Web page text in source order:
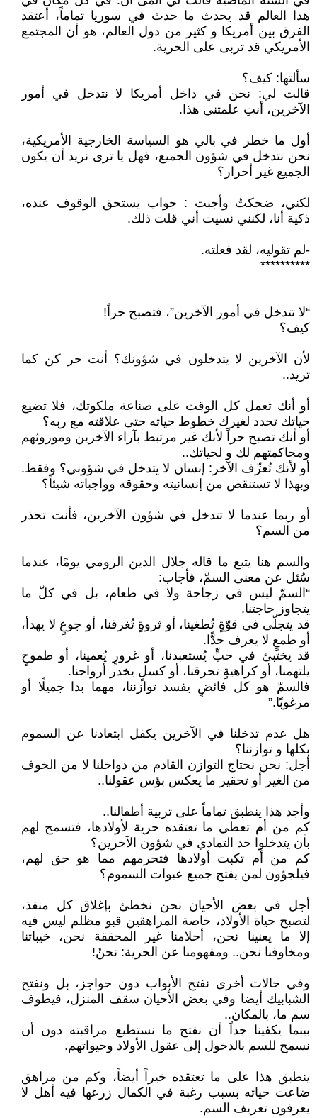
هذا العالم قد يحدث ما حدث في سوريا تماماً، أعتقد
الفرق بين أمريكا و كثير من دول العالم، هو أن المجتمع
الأمريكي قد تربى على الحرية.
سألتها: كيف؟
قالت لي: نحن في داخل أمريكا لا نتدخل في أمور
الآخرين، أنتِ علمتني هذا.
أول ما خطر في بالي هو السياسة الخارجية الأمريكية،
نحن نتدخل في شؤون الجميع، فهل يا ترى نريد أن يكون
الجميع غير أحرار؟
لكني، ضحكتُ وأجبت : جواب يستحق الوقوف عنده،
ذكية أنا، لكنني نسيت أني قلت ذلك.
-لم تقوليه، لقد فعلته.
**********
“لا تتدخل في أمور الآخرين”، فتصبح حراً!
كيف؟
لأن الآخرين لا يتدخلون في شؤونك؟ أنت حر كن كما
تريد..
أو أنك تعمل كل الوقت على صناعة ملكوتك، فلا تضيع
حياتك تحدد لغيرك خطوط حياته حتى علاقته مع ربه؟
أو أنك تصبح حراً لأنك غير مرتبط بآراء الآخرين وموروثهم
ومحاكمتهم لك و لحياتك..
أو لأنك تُعرِّف الآخر: إنسان لا يتدخل في شؤوني؟ وفقط.
وبهذا لا تستنقص من إنسانيته وحقوقه وواجباته شيئاً؟
أو ربما عندما لا تتدخل في شؤون الآخرين، فأنت تحذر
من السم؟
والسم هنا يتبع ما قاله جلال الدين الرومي يومًا، عندما
سُئل عن معنى السمّ، فأجاب:
“السمّ ليس في زجاجة ولا في طعام، بل في كلّ ما
يتجاوز حاجتنا.
قد يتجلّى في قوّةٍ تُطغينا، أو ثروةٍ تُغرقنا، أو جوعٍ لا يهدأ،
أو طمعٍ لا يعرف حدًّا.
قد يختبئ في حبٍّ يُستعبدنا، أو غرورٍ يُعمينا، أو طموحٍ
يلتهمنا، أو كراهيةٍ تحرقنا، أو كسلٍ يخدر أرواحنا.
فالسمّ هو كل فائضٍ يفسد توازننا، مهما بدا جميلًا أو
مرغوبًا.”
هل عدم تدخلنا في الآخرين يكفل ابتعادنا عن السموم
بكلها و توازننا؟
أجل: نحن نحتاج التوازن القادم من دواخلنا لا من الخوف
من الغير أو تحقير ما يعكس بؤس عقولنا..
وأجد هذا ينطبق تماماً على تربية أطفالنا..
كم من أم تعطي ما تعتقده حرية لأولادها، فتسمح لهم
بأن يتدخلوا حد التمادي في شؤون الآخرين؟
كم من أم تكبت أولادها فتحرمهم مما هو حق لهم،
فيلجؤون لمن يفتح جميع عبوات السموم؟
أجل في بعض الأحيان نحن نخطئ بإغلاق كل منفذ،
لتصبح حياة الأولاد، خاصة المراهقين قبو مظلم ليس فيه
إلا ما يعنينا نحن، أحلامنا غير المحققة نحن، خيباتنا
ومخاوفنا نحن.. ومفهومنا عن الحرية: نحنُ!
وفي حالات أخرى نفتح الأبواب دون حواجز، بل ونفتح
الشبابيك أيضا وفي بعض الأحيان سقف المنزل، فيطوف
سم ما، بالمكان..
بينما يكفينا جداً أن نفتح ما نستطيع مراقبته دون أن
نسمح للسم بالدخول إلى عقول الأولاد وحيواتهم.
ينطبق هذا على ما تعتقده خيراً أيضاً، وكم من مراهق
ضاعت حياته بسبب رغبة في الكمال زرعها فيه أهل لا
يعرفون تعريف السم.